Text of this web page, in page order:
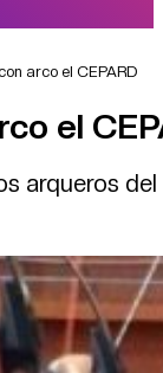
arco el CEPARD
el
arqueros